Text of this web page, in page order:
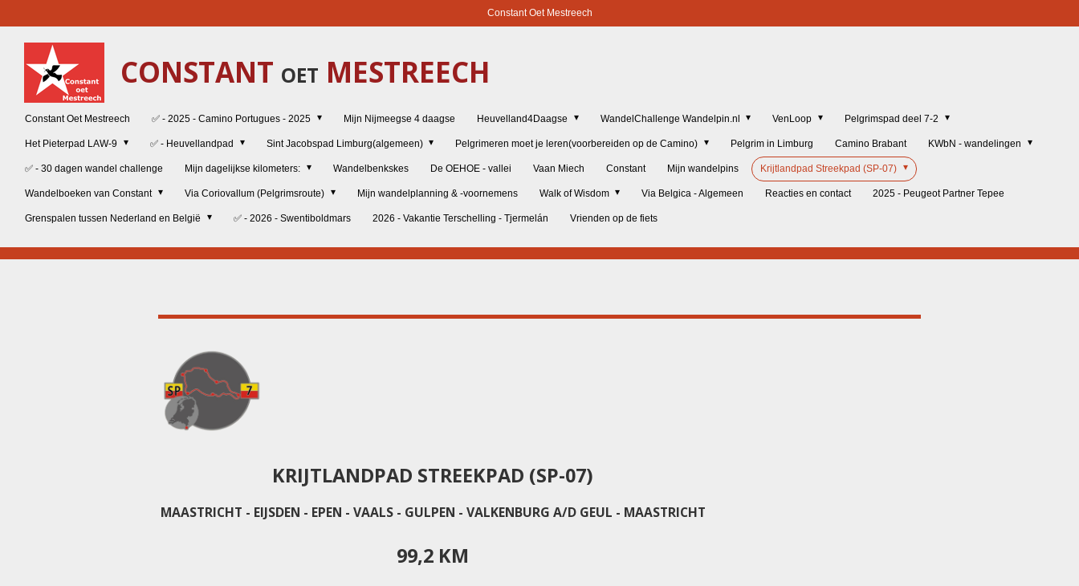
hoofdinhoud
Constant Oet Mestreech
CONSTANT OET MESTREECH
Constant Oet Mestreech ✅ - 2025 - Camino Portugues - 2025 Mijn Nijmeegse 4 daagse Heuvelland4Daagse WandelChallenge Wandelpin.nl VenLoop Pelgrimspad deel 7-2
Het Pieterpad LAW-9 ✅ - Heuvellandpad Sint Jacobspad Limburg(algemeen) Pelgrimeren moet je leren(voorbereiden op de Camino) Pelgrim in Limburg Camino Brabant KWbN - wandelingen
✅ - 30 dagen wandel challenge Mijn dagelijkse kilometers: Wandelbenkskes De OEHOE - vallei Vaan Miech Constant Mijn wandelpins Krijtlandpad Streekpad (SP-07)
Wandelboeken van Constant Via Coriovallum (Pelgrimsroute) Mijn wandelplanning & -voornemens Walk of Wisdom Via Belgica - Algemeen Reacties en contact 2025 - Peugeot Partner Tepee
Grenspalen tussen Nederland en België ✅ - 2026 - Swentiboldmars 2026 - Vakantie Terschelling - Tjermelán Vrienden op de fiets
KRIJTLANDPAD STREEKPAD (SP-07)
MAASTRICHT - EIJSDEN - EPEN - VAALS - GULPEN - VALKENBURG A/D GEUL - MAASTRICHT
99,2 KM